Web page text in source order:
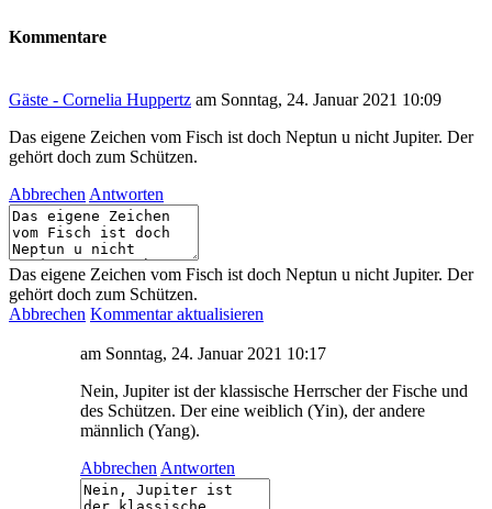
Kommentare
Gäste - Cornelia Huppertz am Sonntag, 24. Januar 2021 10:09
Das eigene Zeichen vom Fisch ist doch Neptun u nicht Jupiter. Der
gehört doch zum Schützen.
Abbrechen Antworten
Das eigene Zeichen vom Fisch ist doch Neptun u nicht Jupiter. Der
gehört doch zum Schützen.
Abbrechen Kommentar aktualisieren
am Sonntag, 24. Januar 2021 10:17
Nein, Jupiter ist der klassische Herrscher der Fische und
des Schützen. Der eine weiblich (Yin), der andere
männlich (Yang).
Abbrechen Antworten